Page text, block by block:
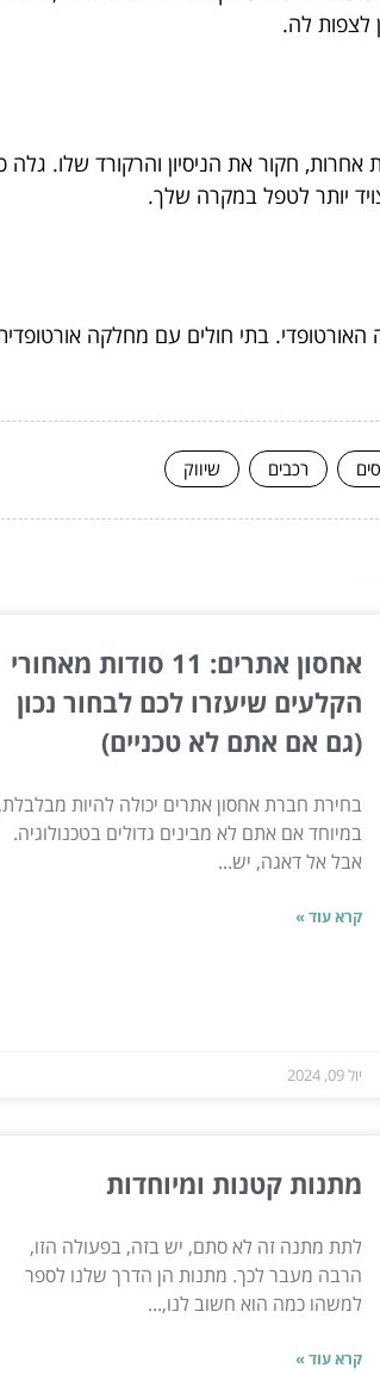
לצפות לה.
אחרות, חקור את הניסיון והרקורד שלו.
יותר לטפל במקרה שלך.
בתי חולים עם מחלקה
רכבים שיווק
אחסון אתרים: 11 סודות מאחורי
הקלעים שיעזרו לכם לבחור נכון
(גם אם אתם לא טכניים)
בחירת חברת אחסון אתרים יכולה להיות מבלבלת,
במיוחד אם אתם לא מבינים גדולים בטכנולוגיה.
אבל אל דאגה, יש...
קרא עוד »
יול 09, 2024
מתנות קטנות ומיוחדות
לתת מתנה זה לא סתם, יש בזה, בפעולה הזו,
הרבה מעבר לכך. מתנות הן הדרך שלנו לספר
למשהו כמה הוא חשוב לנו,...
קרא עוד »